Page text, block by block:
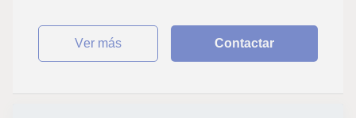
ver más Contactar